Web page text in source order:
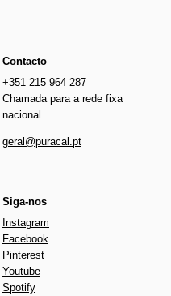
Contacto
+351 215 964 287
Chamada para a rede fixa
nacional
geral@puracal.pt
Siga-nos
Instagram
Facebook
Pinterest
Youtube
Spotify